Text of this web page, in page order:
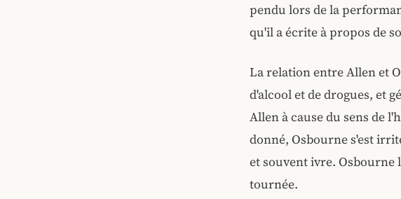
pendu lors de la
qu'il a écrite à propos de
La relation entre Allen et
d'alcool et de drogues, et
Allen à cause du sens de
donné, Osbourne s'est
et souvent ivre. Osbourne
tournée.